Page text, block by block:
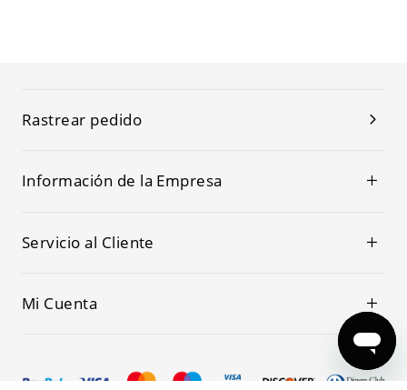
Rastrear pedido
Información de la Empresa
Servicio al Cliente
Mi Cuenta